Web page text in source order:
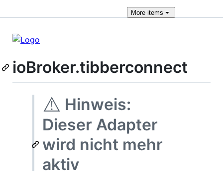
More items
ioBroker.tibberconnect
⚠️ Hinweis:
Dieser Adapter
wird nicht mehr
aktiv